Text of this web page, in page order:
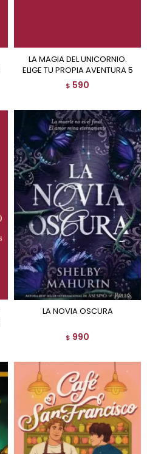
LA MAGIA DEL UNICORNIO.
ELIGE TU PROPIA AVENTURA 5
$ 590
LA NOVIA OSCURA
$ 990